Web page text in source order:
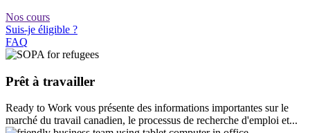
Nos cours
Suis-je éligible ?
FAQ
Prêt à travailler
Ready to Work vous présente des informations importantes sur le
marché du travail canadien, le processus de recherche d'emploi et...